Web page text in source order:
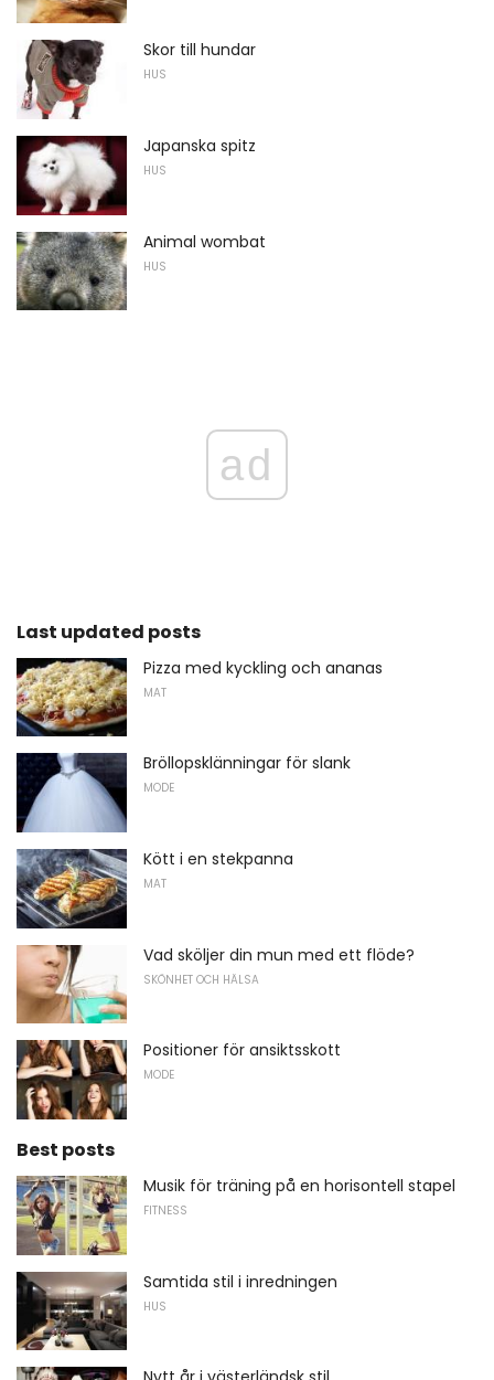
Skor till hundar
HUS
Japanska spitz
HUS
Animal wombat
HUS
ad
Last updated posts
Pizza med kyckling och ananas
MAT
Bröllopsklänningar för slank
MODE
Kött i en stekpanna
MAT
Vad sköljer din mun med ett flöde?
SKÖNHET OCH HÄLSA
Positioner för ansiktsskott
MODE
Best posts
Musik för träning på en horisontell stapel
FITNESS
Samtida stil i inredningen
HUS